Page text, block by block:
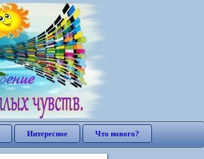
Интересное Что нового?